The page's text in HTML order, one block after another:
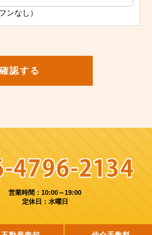
ンなし）
確認する
営業時間：10:00～19:00
定休日：水曜日